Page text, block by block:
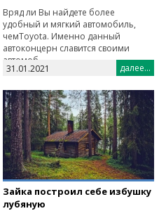
Вряд ли Вы найдете более
удобный и мягкий автомобиль,
чемToyota. Именно данный
автоконцерн славится своими
автомоб...
31.01.2021 далее...
Зайка построил себе избушку
лубяную